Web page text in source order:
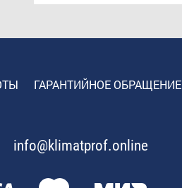
ГАРАНТИЙНОЕ ОБРАЩЕНИЕ
info@klimatprof.online